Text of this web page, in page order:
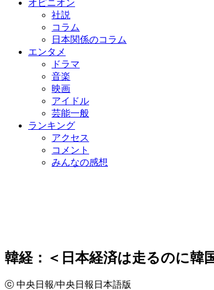
オピニオン
社説
コラム
日本関係のコラム
エンタメ
ドラマ
音楽
映画
アイドル
芸能一般
ランキング
アクセス
コメント
みんなの感想
韓経：＜日本経済は走るのに韓
ⓒ 中央日報/中央日報日本語版